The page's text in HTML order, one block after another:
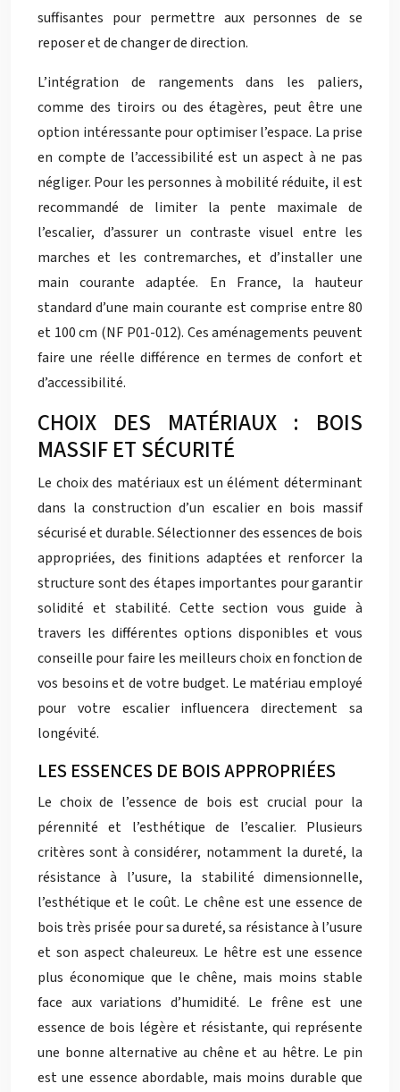
suffisantes pour permettre aux personnes de se
reposer et de changer de direction.
L’intégration de rangements dans les paliers,
comme des tiroirs ou des étagères, peut être une
option intéressante pour optimiser l’espace. La prise
en compte de l’accessibilité est un aspect à ne pas
négliger. Pour les personnes à mobilité réduite, il est
recommandé de limiter la pente maximale de
l’escalier, d’assurer un contraste visuel entre les
marches et les contremarches, et d’installer une
main courante adaptée. En France, la hauteur
standard d’une main courante est comprise entre 80
et 100 cm (NF P01-012). Ces aménagements peuvent
faire une réelle différence en termes de confort et
d’accessibilité.
CHOIX DES MATÉRIAUX : BOIS
MASSIF ET SÉCURITÉ
Le choix des matériaux est un élément déterminant
dans la construction d’un escalier en bois massif
sécurisé et durable. Sélectionner des essences de bois
appropriées, des finitions adaptées et renforcer la
structure sont des étapes importantes pour garantir
solidité et stabilité. Cette section vous guide à
travers les différentes options disponibles et vous
conseille pour faire les meilleurs choix en fonction de
vos besoins et de votre budget. Le matériau employé
pour votre escalier influencera directement sa
longévité.
LES ESSENCES DE BOIS APPROPRIÉES
Le choix de l’essence de bois est crucial pour la
pérennité et l’esthétique de l’escalier. Plusieurs
critères sont à considérer, notamment la dureté, la
résistance à l’usure, la stabilité dimensionnelle,
l’esthétique et le coût. Le chêne est une essence de
bois très prisée pour sa dureté, sa résistance à l’usure
et son aspect chaleureux. Le hêtre est une essence
plus économique que le chêne, mais moins stable
face aux variations d’humidité. Le frêne est une
essence de bois légère et résistante, qui représente
une bonne alternative au chêne et au hêtre. Le pin
est une essence abordable, mais moins durable que